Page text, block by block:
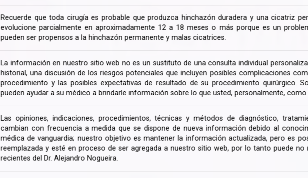
Recuerde que toda cirugía es probable que produzca hinchazón duradera y una cicatriz
evolucione parcialmente en aproximadamente 12 a 18 meses o más porque es un
pueden ser propensos a la hinchazón permanente y malas cicatrices.
La información en nuestro sitio web no es un sustituto de una consulta individual
historial, una discusión de los riesgos potenciales que incluyen posibles complicaciones
procedimiento y las posibles expectativas de resultado de su procedimiento quirúrgico.
pueden ayudar a su médico a brindarle información sobre lo que usted, personalmente, como
Las opiniones, indicaciones, procedimientos, técnicas y métodos de diagnóstico,
cambian con frecuencia a medida que se dispone de nueva información debido al
médica de vanguardia; nuestro objetivo es mantener la información actualizada, pero es
reemplazada y esté en proceso de ser agregada a nuestro sitio web, por lo tanto puede
recientes del Dr. Alejandro Nogueira.